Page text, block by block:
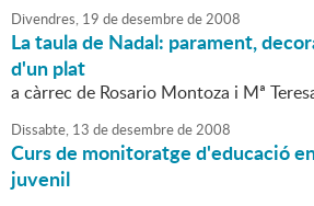
Divendres, 19 dedesembrede2008
La taula de Nadal: parament,
d'un plat
a càrrec de Rosario Montoza i Mª
Dissabte, 13 dedesembrede2008
Curs de monitoratge d'educació
juvenil